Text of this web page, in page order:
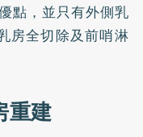
點，並只有外側乳
房全切除及前哨淋
重建